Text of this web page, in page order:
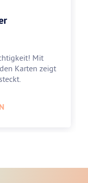
Mit
Karten zeigt